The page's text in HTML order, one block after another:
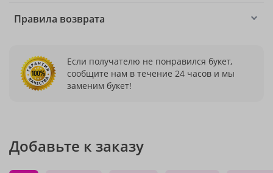
Правила возврата
Если получателю не понравился букет,
сообщите нам в течение 24 часов и мы
заменим букет!
Добавьте к заказу